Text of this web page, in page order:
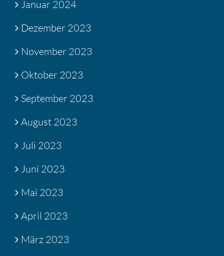
Januar 2024
Dezember 2023
November 2023
Oktober 2023
September 2023
August 2023
Juli 2023
Juni 2023
Mai 2023
April 2023
März 2023